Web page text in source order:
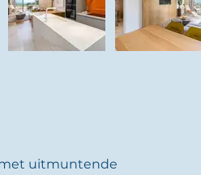
uitmuntende